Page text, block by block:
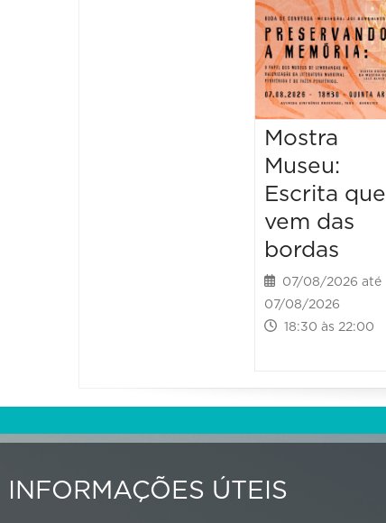
Mostra
Museu:
Escrita que
vem das
bordas
07/08/2026 até
07/08/2026
18:30 às 22:00
INFORMAÇÕES ÚTEIS